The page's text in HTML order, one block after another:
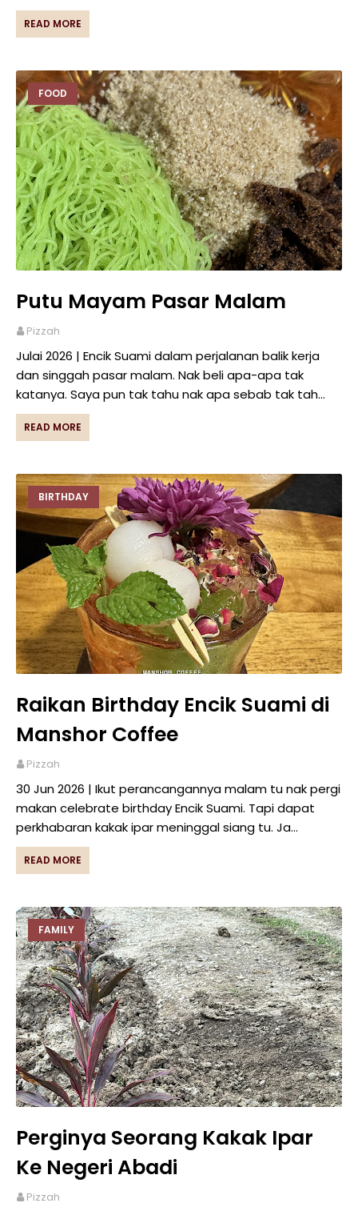
READ MORE
FOOD
Putu Mayam Pasar Malam
Pizzah
Julai 2026 | Encik Suami dalam perjalanan balik kerja
dan singgah pasar malam. Nak beli apa-apa tak
katanya. Saya pun tak tahu nak apa sebab tak tah…
READ MORE
BIRTHDAY
Raikan Birthday Encik Suami di
Manshor Coffee
Pizzah
30 Jun 2026 | Ikut perancangannya malam tu nak pergi
makan celebrate birthday Encik Suami. Tapi dapat
perkhabaran kakak ipar meninggal siang tu. Ja…
READ MORE
FAMILY
Perginya Seorang Kakak Ipar
Ke Negeri Abadi
Pizzah